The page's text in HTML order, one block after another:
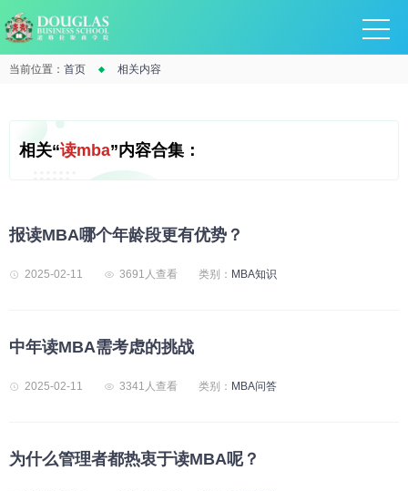
当前位置： 首页 相关内容
相关“读mba”内容合集：
报读MBA哪个年龄段更有优势？
2025-02-11 3691人查看 类别： MBA知识
中年读MBA需考虑的挑战
2025-02-11 3341人查看 类别： MBA问答
为什么管理者都热衷于读MBA呢？